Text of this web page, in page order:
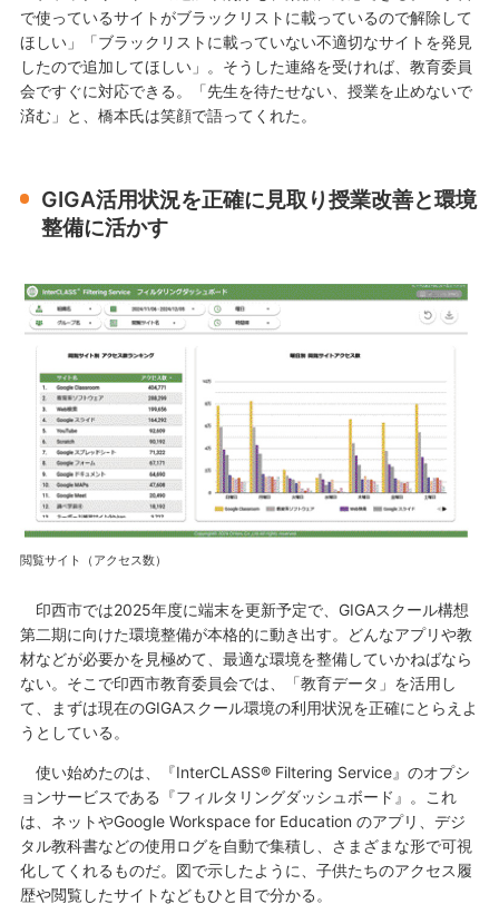
で使っているサイトがブラックリストに載っているので解除して
ほしい」「ブラックリストに載っていない不適切なサイトを発見
したので追加してほしい」。そうした連絡を受ければ、教育委員
会ですぐに対応できる。「先生を待たせない、授業を止めないで
済む」と、橋本氏は笑顔で語ってくれた。
GIGA活用状況を正確に見取り授業改善と環境
整備に活かす
閲覧サイト（アクセス数）
印西市では2025年度に端末を更新予定で、GIGAスクール構想
第二期に向けた環境整備が本格的に動き出す。どんなアプリや教
材などが必要かを見極めて、最適な環境を整備していかねばなら
ない。そこで印西市教育委員会では、「教育データ」を活用し
て、まずは現在のGIGAスクール環境の利用状況を正確にとらえよ
うとしている。
使い始めたのは、『InterCLASS® Filtering Service』のオプシ
ョンサービスである『フィルタリングダッシュボード』。これ
は、ネットやGoogle Workspace for Education のアプリ、デジ
タル教科書などの使用ログを自動で集積し、さまざまな形で可視
化してくれるものだ。図で示したように、子供たちのアクセス履
歴や閲覧したサイトなどもひと目で分かる。